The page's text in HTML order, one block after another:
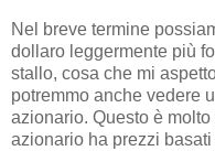
Nel breve termine
dollaro leggermente più
stallo, cosa che mi
potremmo anche vedere
azionario. Questo è
azionario ha prezzi